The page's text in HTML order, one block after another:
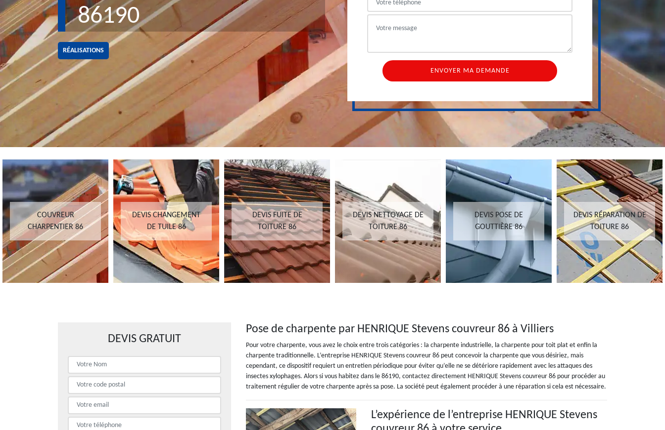
86190
RÉALISATIONS
COUVREUR
CHARPENTIER 86
DEVIS CHANGEMENT
DE TUILE 86
DEVIS FUITE DE
TOITURE 86
DEVIS NETTOYAGE DE
TOITURE 86
DEVIS POSE DE
GOUTTIÈRE 86
DEVIS RÉPARATION DE
TOITURE 86
DEVIS GRATUIT
Pose de charpente par HENRIQUE Stevens couvreur 86 à Villiers
Pour votre charpente, vous avez le choix entre trois catégories : la charpente industrielle, la charpente pour toit plat et enfin la
charpente traditionnelle. L’entreprise HENRIQUE Stevens couvreur 86 peut concevoir la charpente que vous désiriez, mais
cependant, ce dispositif requiert un entretien périodique pour éviter qu’elle ne se détériore rapidement avec les attaques des
insectes xylophages. Alors si vous habitez dans le 86190, contactez directement HENRIQUE Stevens couvreur 86 pour procéder au
traitement régulier de votre charpente après sa pose. La société peut également procéder à une réparation si cela est nécessaire.
L’expérience de l’entreprise HENRIQUE Stevens